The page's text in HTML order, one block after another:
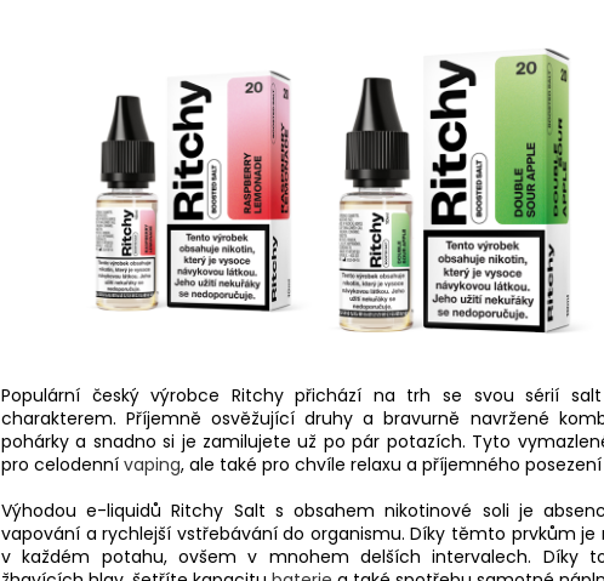
Populární český výrobce Ritchy přichází na trh se svou sérií
charakterem. Příjemně osvěžující druhy a bravurně navržené
pohárky a snadno si je zamilujete už po pár potazích. Tyto
pro celodenní vaping, ale také pro chvíle relaxu a příjemného posezení
Výhodou e-liquidů Ritchy Salt s obsahem nikotinové soli je
vapování a rychlejší vstřebávání do organismu. Díky těmto prvkům
v každém potahu, ovšem v mnohem delších intervalech. Díky